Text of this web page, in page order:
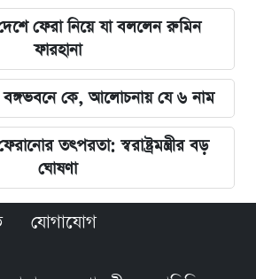
ফেরা নিয়ে যা বললেন রুমিন
ফারহানা
বঙ্গভবনে কে, আলোচনায় যে ৬ নাম
তৎপরতা: স্বরাষ্ট্রমন্ত্রীর বড়
ঘোষণা
যোগাযোগ